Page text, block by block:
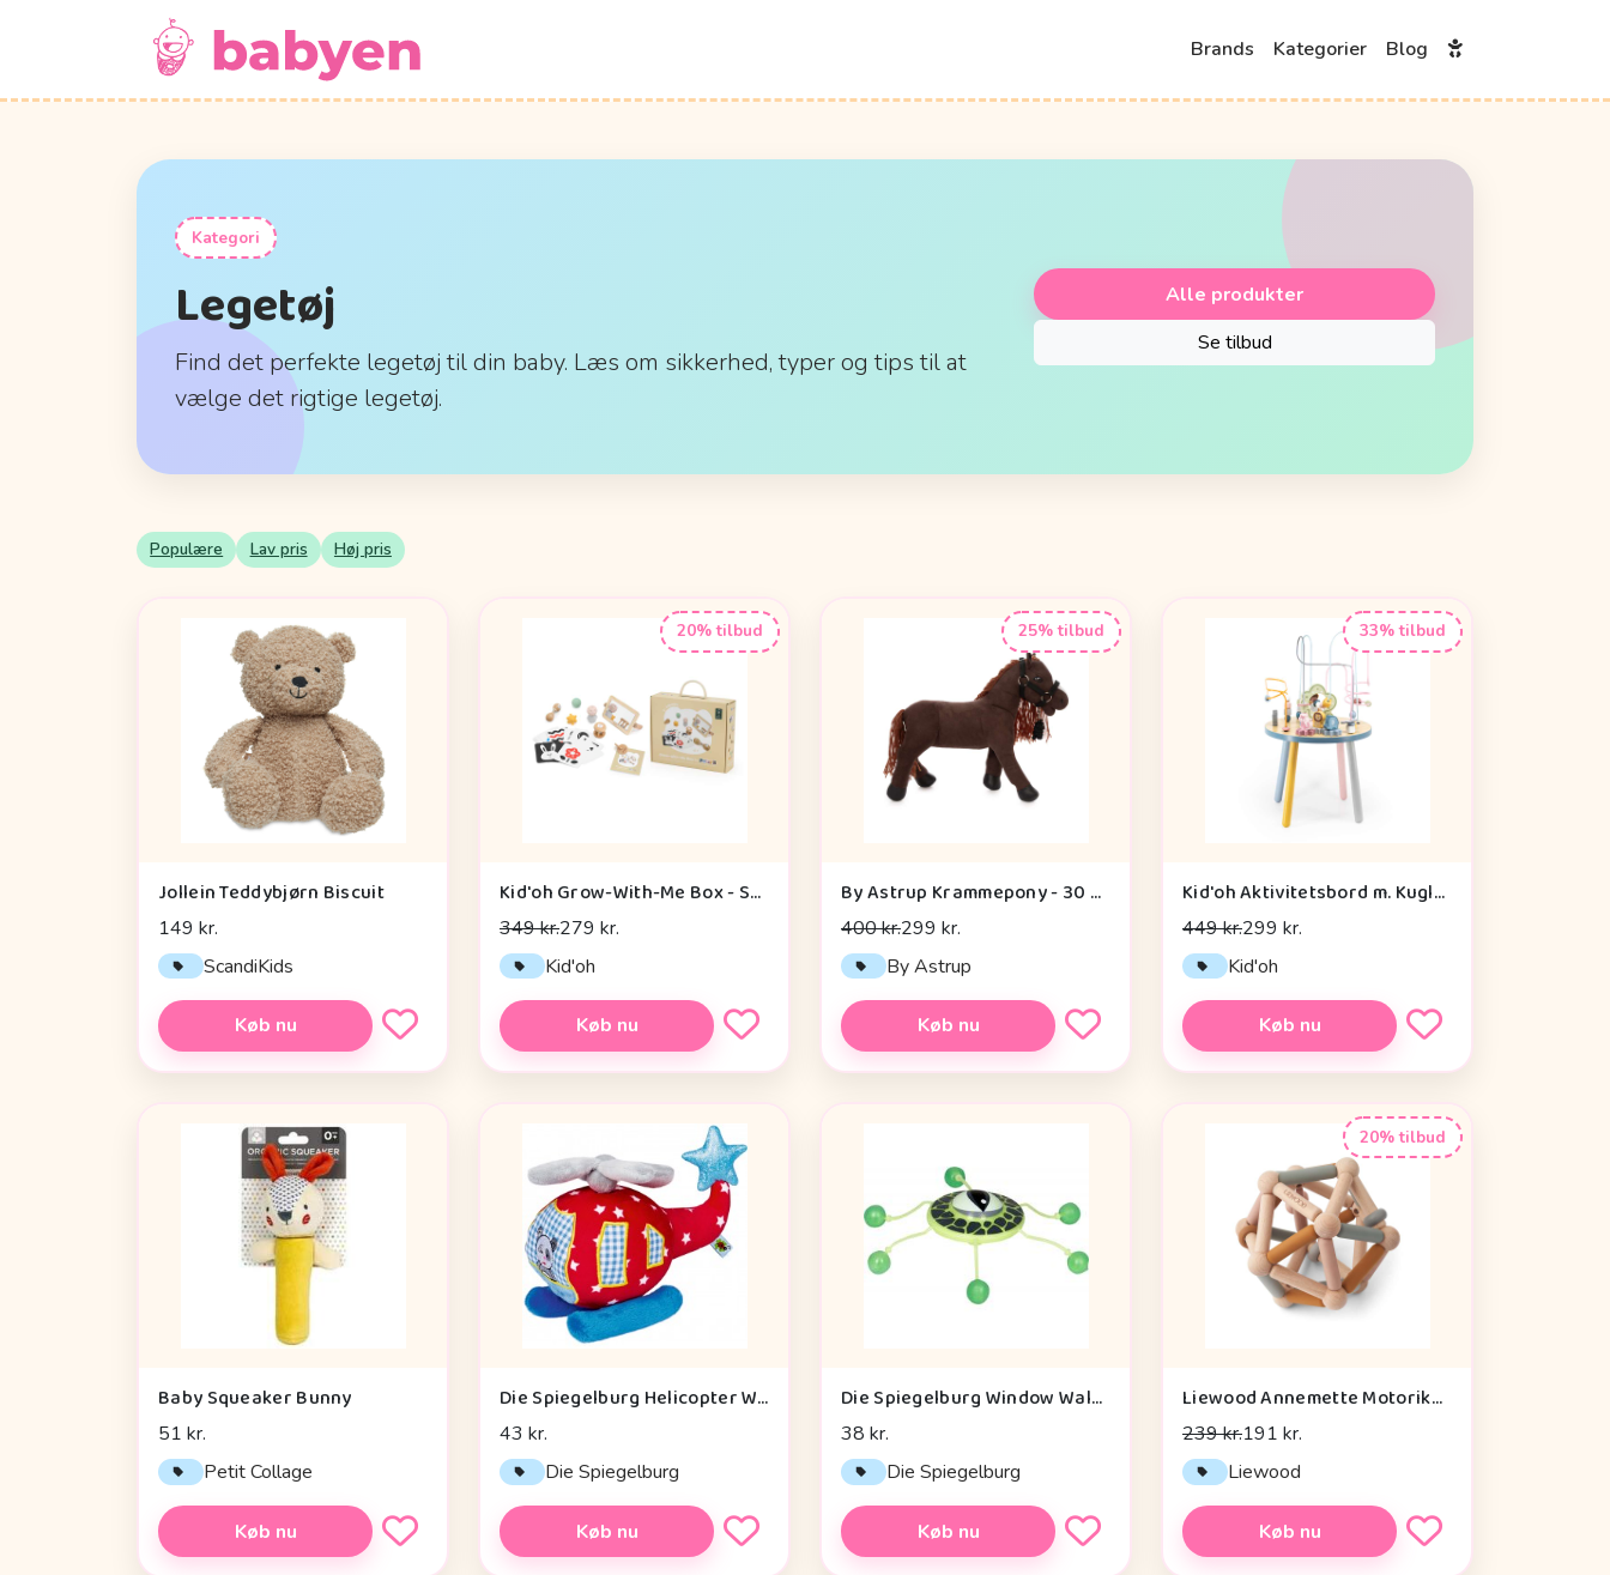
Brands Kategorier Blog
Kategori
Legetøj
Find det perfekte legetøj til din baby. Læs om sikkerhed, typer og tips til at
vælge det rigtige legetøj.
Alle produkter
Se tilbud
Populære Lav pris Høj pris
Jollein Teddybjørn Biscuit
149 kr.
ScandiKids
Køb nu
20% tilbud
Kid'oh Grow-With-Me Box - Sensory Seekers (0-6 mdr.)
349 kr.279 kr.
Kid'oh
Køb nu
25% tilbud
By Astrup Krammepony - 30 cm. - Pixie - Brun
400 kr.299 kr.
By Astrup
Køb nu
33% tilbud
Kid'oh Aktivitetsbord m. Kuglespiraler
449 kr.299 kr.
Kid'oh
Køb nu
Baby Squeaker Bunny
51 kr.
Petit Collage
Køb nu
Die Spiegelburg Helicopter With Vibration Module Baby Charms - Legetøj
43 kr.
Die Spiegelburg
Køb nu
Die Spiegelburg Window Walker Wild+cool - Legetøj
38 kr.
Die Spiegelburg
Køb nu
20% tilbud
Liewood Annemette Motorikbold - Mustard Multi Mix
239 kr.191 kr.
Liewood
Køb nu